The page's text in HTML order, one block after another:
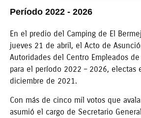
Período 2022 - 2026
En el predio del Camping de El
jueves 21 de abril, el Acto de
Autoridades del Centro Empleados
para el período 2022 – 2026, electas
diciembre de 2021.
Con más de cinco mil votos que
asumió el cargo de Secretario